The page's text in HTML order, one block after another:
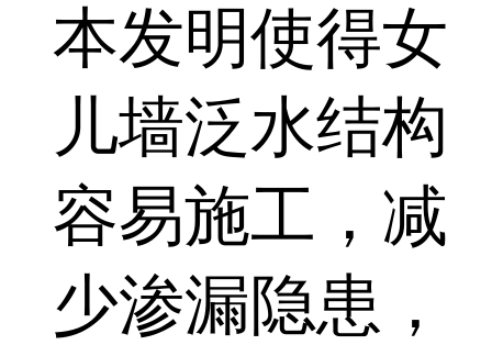
本发明使得女
儿墙泛水结构
容易施工，减
少渗漏隐患，